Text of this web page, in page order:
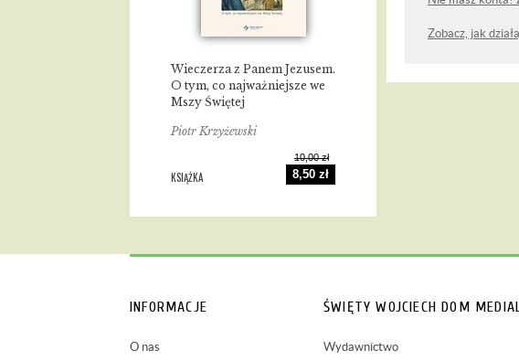
Wieczerza z Panem Jezusem.
O tym, co najważniejsze we
Mszy Świętej
Piotr Krzyżewski
KSIĄŻKA
10,00 zł
8,50 zł
Zobacz, jak
INFORMACJE
O nas
ŚWIĘTY WOJCIECH DOM
Wydawnictwo